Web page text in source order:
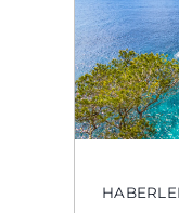
EN
DAHA